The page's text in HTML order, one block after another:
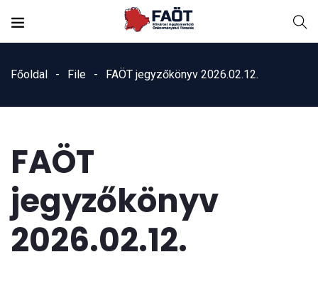
Főoldal File FAÖT jegyzőkönyv 2026.02.12.
FAÖT
jegyzőkönyv
2026.02.12.